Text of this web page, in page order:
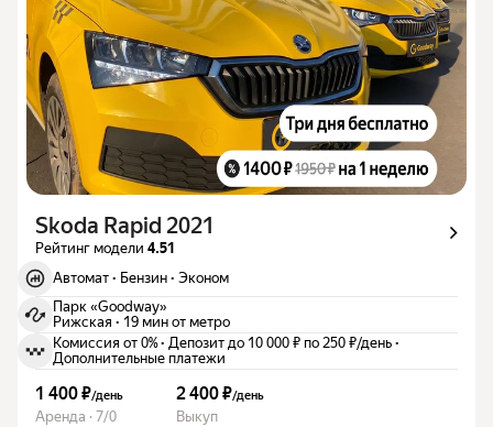
Skoda Rapid 2021
Рейтинг модели 4.51
Автомат · Бензин · Эконом
Парк «Goodway»
Рижская · 19 мин от метро
Комиссия от 0%· Депозит до 10 000 ₽ по 250 ₽/день ·
Дополнительные платежи
1 400 ₽/день
Аренда · 7/0
2 400 ₽/день
Выкуп